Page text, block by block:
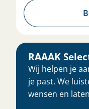
RAAAK
Wij helpen je
je past. We
wensen en